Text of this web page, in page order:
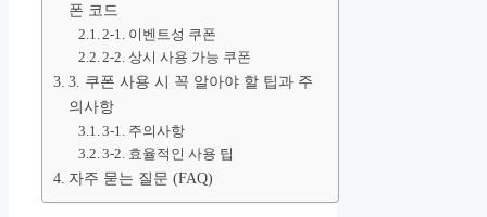
폰 코드
2-1. 이벤트성 쿠폰
2-2. 상시 사용 가능 쿠폰
3. 쿠폰 사용 시 꼭 알아야 할 팁과 주
의사항
3-1. 주의사항
3-2. 효율적인 사용 팁
자주 묻는 질문 (FAQ)